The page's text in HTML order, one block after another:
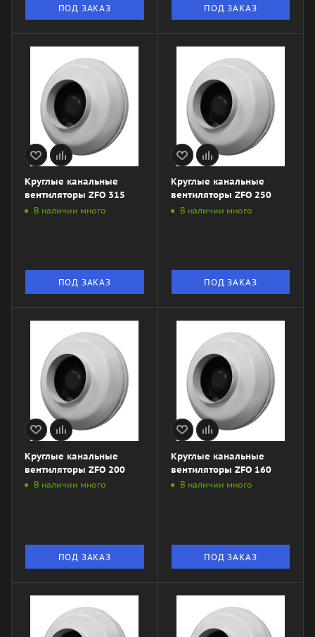
ПОД ЗАКАЗ ПОД ЗАКАЗ
Круглые канальные
вентиляторы ZFO 315
В наличии много
ПОД ЗАКАЗ
Круглые канальные
вентиляторы ZFO 250
В наличии много
ПОД ЗАКАЗ
Круглые канальные
вентиляторы ZFO 200
В наличии много
ПОД ЗАКАЗ
Круглые канальные
вентиляторы ZFO 160
В наличии много
ПОД ЗАКАЗ